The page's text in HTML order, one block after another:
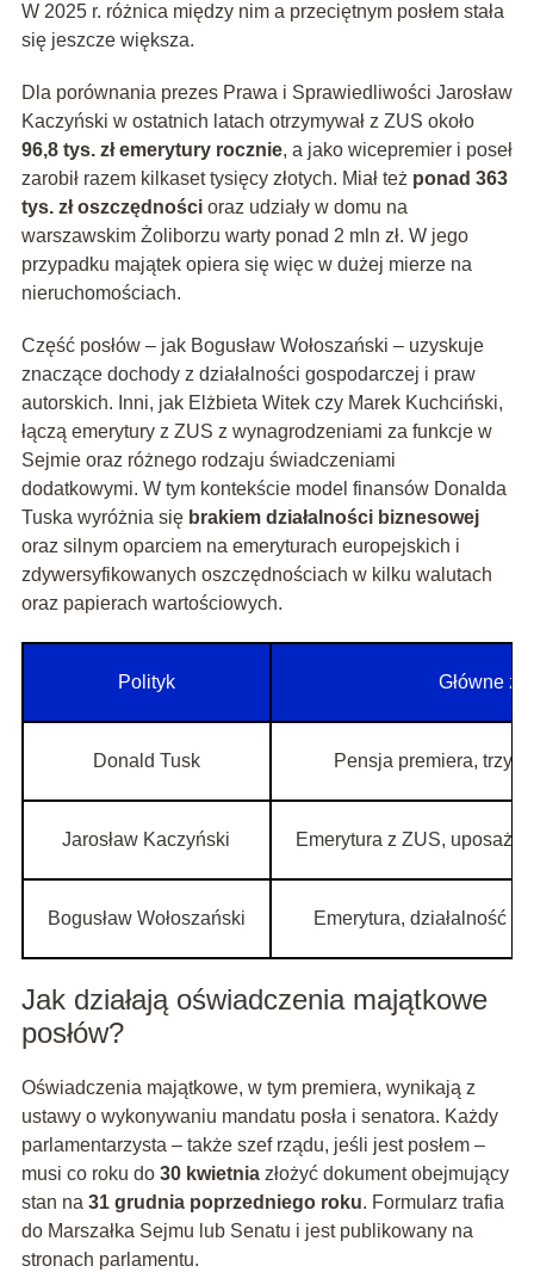
W 2025 r. różnica między nim a przeciętnym posłem stała
się jeszcze większa.
Dla porównania prezes Prawa i Sprawiedliwości Jarosław
Kaczyński w ostatnich latach otrzymywał z ZUS około
96,8 tys. zł emerytury rocznie, a jako wicepremier i poseł
zarobił razem kilkaset tysięcy złotych. Miał też ponad 363
tys. zł oszczędnościoraz udziały w domu na
warszawskim Żoliborzu warty ponad 2 mln zł. W jego
przypadku majątek opiera się więc w dużej mierze na
nieruchomościach.
Część posłów – jak Bogusław Wołoszański – uzyskuje
znaczące dochody z działalności gospodarczej i praw
autorskich. Inni, jak Elżbieta Witek czy Marek Kuchciński,
łączą emerytury z ZUS z wynagrodzeniami za funkcje w
Sejmie oraz różnego rodzaju świadczeniami
dodatkowymi. W tym kontekście model finansów Donalda
Tuska wyróżnia się brakiem działalności biznesowej
oraz silnym oparciem na emeryturach europejskich i
zdywersyfikowanych oszczędnościach w kilku walutach
oraz papierach wartościowych.
Polityk Główne
Donald Tusk Pensja premiera, trzy
Jarosław Kaczyński Emerytura z ZUS,
Bogusław Wołoszański Emerytura, działalność
Jak działają oświadczenia majątkowe
posłów?
Oświadczenia majątkowe, w tym premiera, wynikają z
ustawy o wykonywaniu mandatu posła i senatora. Każdy
parlamentarzysta – także szef rządu, jeśli jest posłem –
musi co roku do 30 kwietniazłożyć dokument obejmujący
stan na 31 grudnia poprzedniego roku. Formularz trafia
do Marszałka Sejmu lub Senatu i jest publikowany na
stronach parlamentu.